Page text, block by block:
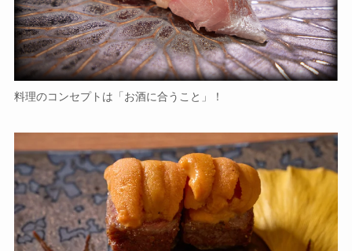
料理のコンセプトは「お酒に合うこと」！